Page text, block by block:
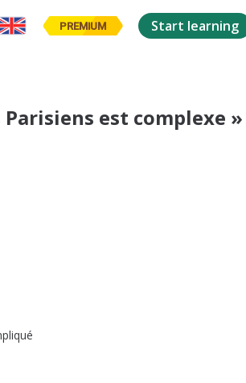
PREMIUM Start learning
est complexe »